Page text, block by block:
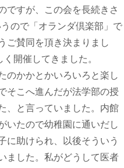
ですが、この会を長続きさ
ので「オランダ倶楽部」で
ご賛同を頂き決まりまし
開催してきました。
のかかとかいろいろと楽し
そこへ進んだが法学部の授
、と言っていました。内館
いたので幼稚園に通いだし
に助けられ、以後そういう
ました。私がどうして医者